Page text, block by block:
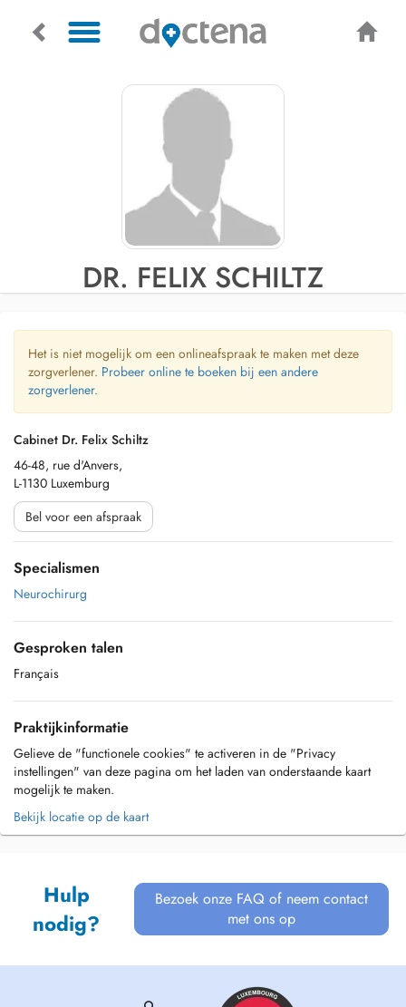
DR. FELIX SCHILTZ
Het is niet mogelijk om een onlineafspraak te maken met deze
zorgverlener. Probeer online te boeken bij een andere
zorgverlener.
Cabinet Dr. Felix Schiltz
46-48, rue d'Anvers,
L-1130 Luxemburg
Bel voor een afspraak
Specialismen
Neurochirurg
Gesproken talen
Français
Praktijkinformatie
Gelieve de "functionele cookies" te activeren in de "Privacy
instellingen" van deze pagina om het laden van onderstaande kaart
mogelijk te maken.
Bekijk locatie op de kaart
Hulp
nodig?
Bezoek onze FAQ of neem contact
met ons op